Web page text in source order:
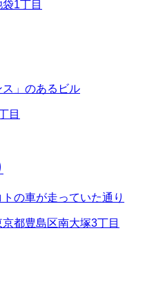
1丁目
」のあるビル
目
の車が走っていた通り
都豊島区南大塚3丁目